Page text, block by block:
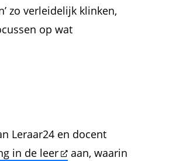
zo verleidelijk klinken,
op wat
Leraar24 en docent
in de leer
aan, waarin